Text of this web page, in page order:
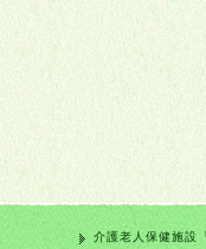
介護老人保健施設